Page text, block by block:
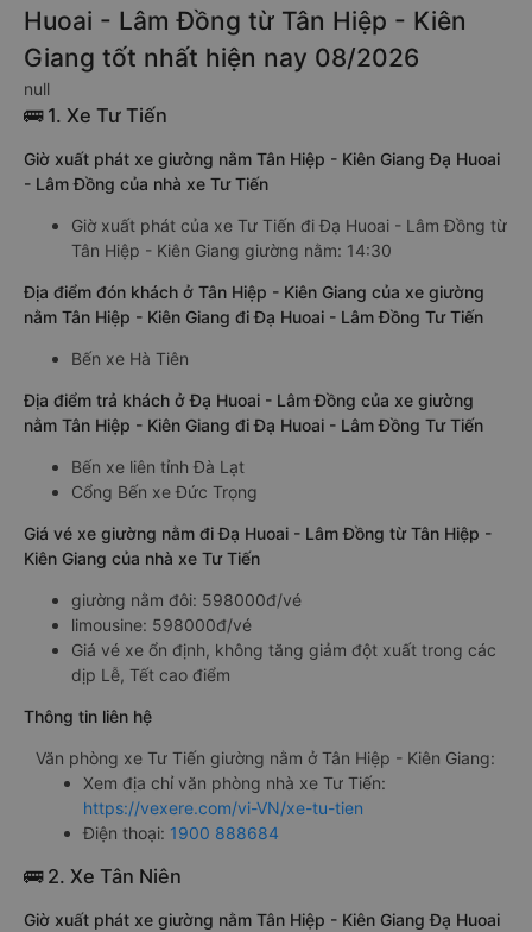
Huoai - Lâm Đồng từ Tân Hiệp - Kiên
Giang tốt nhất hiện nay 08/2026
null
🚌 1. Xe Tư Tiến
Giờ xuất phát xe giường nằm Tân Hiệp - Kiên Giang Đạ Huoai
- Lâm Đồng của nhà xe Tư Tiến
Giờ xuất phát của xe Tư Tiến đi Đạ Huoai - Lâm Đồng từ
Tân Hiệp - Kiên Giang giường nằm: 14:30
Địa điểm đón khách ở Tân Hiệp - Kiên Giang của xe giường
nằm Tân Hiệp - Kiên Giang đi Đạ Huoai - Lâm Đồng Tư Tiến
Bến xe Hà Tiên
Địa điểm trả khách ở Đạ Huoai - Lâm Đồng của xe giường
nằm Tân Hiệp - Kiên Giang đi Đạ Huoai - Lâm Đồng Tư Tiến
Bến xe liên tỉnh Đà Lạt
Cổng Bến xe Đức Trọng
Giá vé xe giường nằm đi Đạ Huoai - Lâm Đồng từ Tân Hiệp -
Kiên Giang của nhà xe Tư Tiến
giường nằm đôi: 598000đ/vé
limousine: 598000đ/vé
Giá vé xe ổn định, không tăng giảm đột xuất trong các
dịp Lễ, Tết cao điểm
Thông tin liên hệ
Văn phòng xe Tư Tiến giường nằm ở Tân Hiệp - Kiên Giang:
Xem địa chỉ văn phòng nhà xe Tư Tiến:
https://vexere.com/vi-VN/xe-tu-tien
Điện thoại: 1900 888684
🚌 2. Xe Tân Niên
Giờ xuất phát xe giường nằm Tân Hiệp - Kiên Giang Đạ Huoai